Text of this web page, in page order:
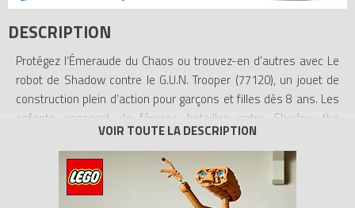
DESCRIPTION
Protégez l’Émeraude du Chaos ou trouvez-en d’autres avec Le
robot de Shadow contre le G.U.N. Trooper (77120), un jouet de
construction plein d’action pour garçons et filles dès 8 ans. Les
enfants engagent de féroces batailles entre Shadow the
Hedgehog et le G.U.N. Trooper, avec le robot et la Moto des
Ténèbres. Contrôlez les membres articulés du robot, les 2 épées
et les 4 fusils à tenons sur ses épaules. Les enfants peuvent
aider Shadow à sauter sur la moto ou fixer les Ailes de Doom